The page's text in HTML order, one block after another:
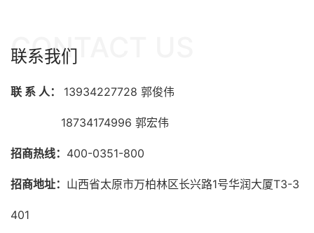
CONTACT US
联系我们
联 系 人： 13934227728 郭俊伟
18734174996 郭宏伟
招商热线： 400-0351-800
招商地址： 山西省太原市万柏林区长兴路1号华润大厦T3-3
401